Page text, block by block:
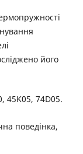
його
45K05, 74D05.
поведінка,